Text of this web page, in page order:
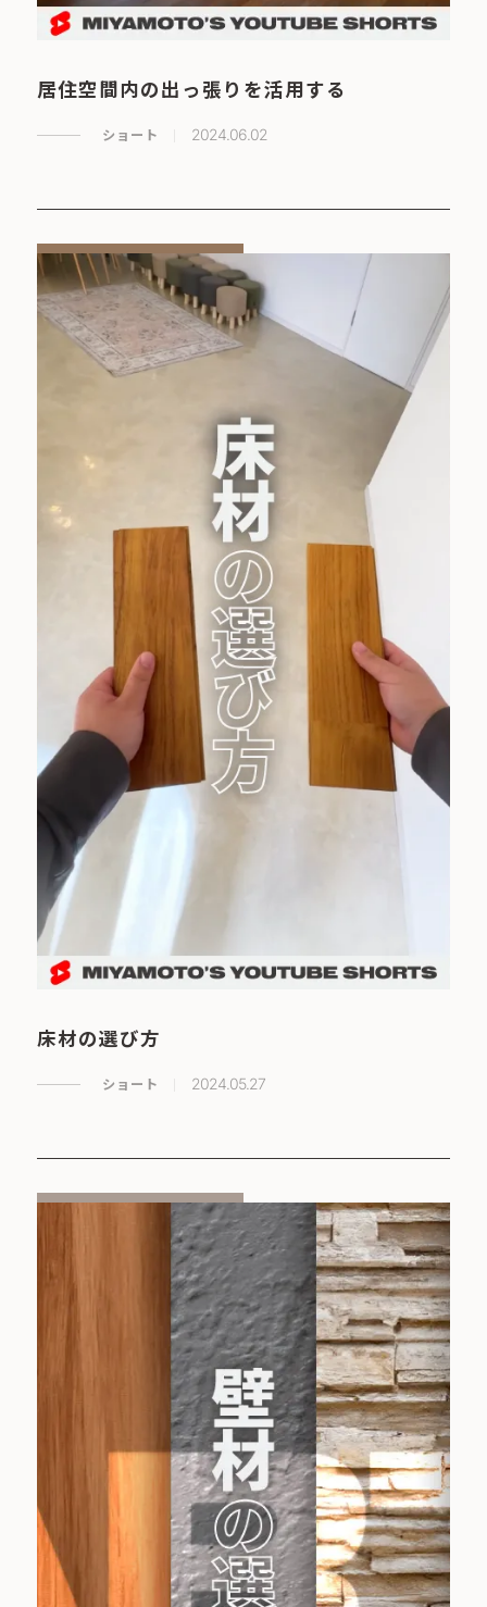
居住空間内の出っ張りを活用する
ショート 2024.06.02
床材の選び方
ショート 2024.05.27